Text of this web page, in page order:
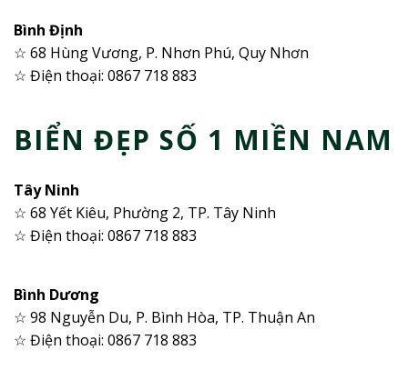
Bình Định
☆ 68 Hùng Vương, P. Nhơn Phú, Quy Nhơn
☆ Điện thoại: 0867 718 883
BIỂN ĐẸP SỐ 1 MIỀN NAM
Tây Ninh
☆ 68 Yết Kiêu, Phường 2, TP. Tây Ninh
☆ Điện thoại: 0867 718 883
Bình Dương
☆ 98 Nguyễn Du, P. Bình Hòa, TP. Thuận An
☆ Điện thoại: 0867 718 883